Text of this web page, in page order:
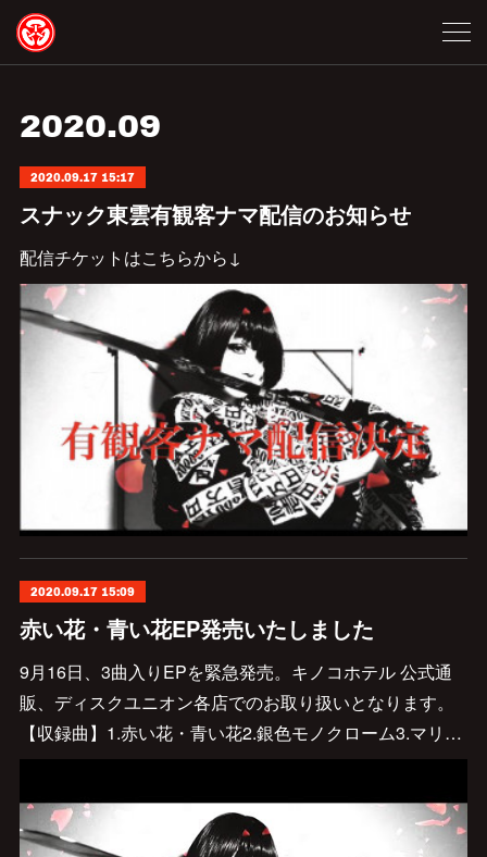
2020.09
2020.09.17 15:17
スナック東雲有観客ナマ配信のお知らせ
配信チケットはこちらから↓
2020.09.17 15:09
赤い花・青い花EP発売いたしました
9月16日、3曲入りEPを緊急発売。キノコホテル 公式通
販、ディスクユニオン各店でのお取り扱いとなります。
【収録曲】1.赤い花・青い花2.銀色モノクローム3.マリ…